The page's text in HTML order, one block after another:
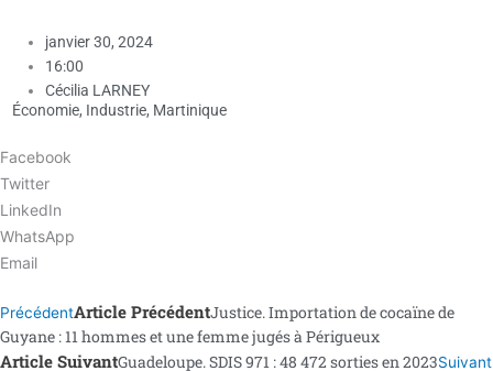
janvier 30, 2024
16:00
Cécilia LARNEY
Économie, Industrie, Martinique
Facebook
Twitter
LinkedIn
WhatsApp
Email
PrécédentArticle PrécédentJustice. Importation de cocaïne de
Guyane : 11 hommes et une femme jugés à Périgueux
Article SuivantGuadeloupe. SDIS 971 : 48 472 sorties en 2023Suivant